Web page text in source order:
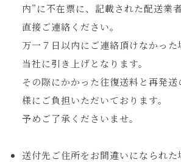
内”に不在票に、記載された配送業
直接ご連絡ください。
万一７日以内にご連絡頂けなかっ
当社に引き上げとなります。
その際にかかった往復送料と再発
様にご負担いただいております。
予めご了承くださいませ。
送付先ご住所をお間違いになられた